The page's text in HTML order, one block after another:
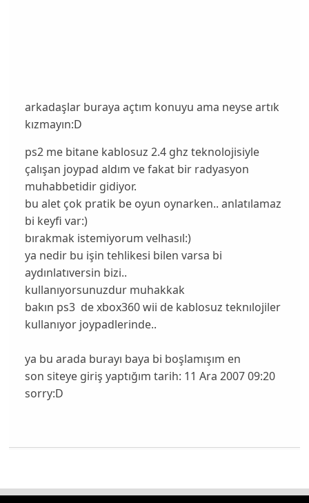
arkadaşlar buraya açtım konuyu ama neyse artık
kızmayın:D
ps2 me bitane kablosuz 2.4 ghz teknolojisiyle
çalışan joypad aldım ve fakat bir radyasyon
muhabbetidir gidiyor.
bu alet çok pratik be oyun oynarken.. anlatılamaz
bi keyfi var:)
bırakmak istemiyorum velhasıl:)
ya nedir bu işin tehlikesi bilen varsa bi
aydınlatıversin bizi..
kullanıyorsunuzdur muhakkak
bakın ps3 de xbox360 wii de kablosuz teknılojiler
kullanıyor joypadlerinde..
ya bu arada burayı baya bi boşlamışım en
son siteye giriş yaptığım tarih: 11 Ara 2007 09:20
sorry:D